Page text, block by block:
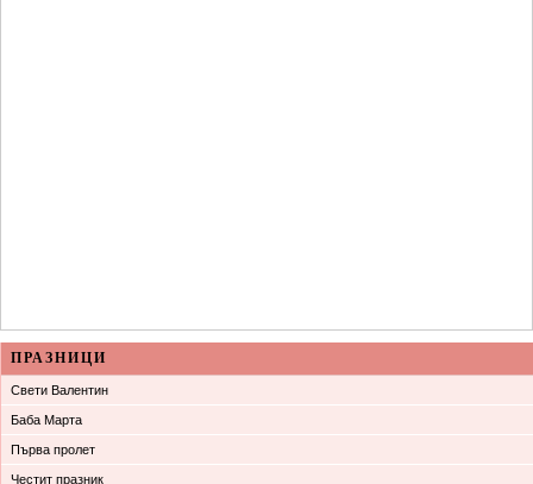
ПРАЗНИЦИ
Свети Валентин
Баба Марта
Първа пролет
Честит празник